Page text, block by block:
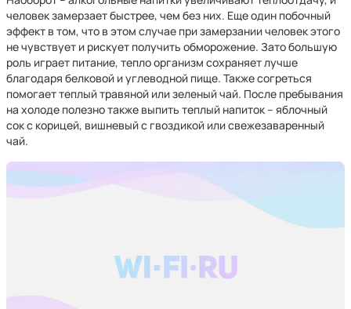
человек замерзает быстрее, чем без них. Еще один побочный
эффект в том, что в этом случае при замерзании человек этого
не чувствует и рискует получить обморожение. Зато большую
роль играет питание, тепло организм сохраняет лучше
благодаря белковой и углеводной пище. Также согреться
помогает теплый травяной или зеленый чай. После пребывания
на холоде полезно также выпить теплый напиток – яблочный
сок с корицей, вишневый с гвоздикой или свежезаваренный
чай.